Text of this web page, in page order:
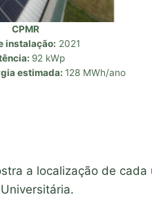
CPMR
instalação: 2021
92 kWp
estimada:128 MWh/ano
a localização de